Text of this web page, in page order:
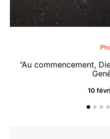
“Au commencement,
10